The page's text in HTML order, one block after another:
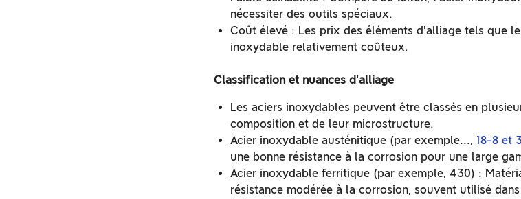
nécessiter des outils spéciaux.
Coût élevé : Les prix des éléments d'alliage tels que
inoxydable relativement coûteux.
Classification et nuances d'alliage
Les aciers inoxydables peuvent être classés en
composition et de leur microstructure.
Acier inoxydable austénitique (par exemple..., 18-8 et
une bonne résistance à la corrosion pour une large
Acier inoxydable ferritique (par exemple, 430) :
résistance modérée à la corrosion, souvent utilisé